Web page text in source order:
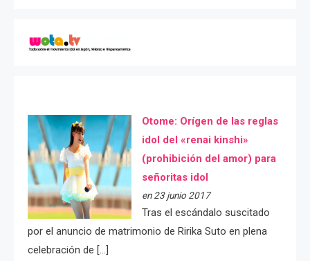
Otome: Orígen de las reglas
idol del «renai kinshi»
(prohibición del amor) para
señoritas idol
en 23 junio 2017
Tras el escándalo suscitado
por el anuncio de matrimonio de Ririka Suto en plena
celebración de […]